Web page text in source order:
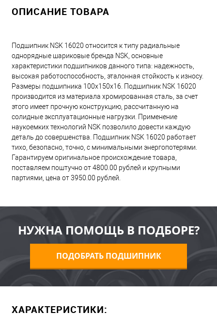
ОПИСАНИЕ ТОВАРА
Подшипник NSK 16020 относится к типу радиальные
однорядные шариковые бренда NSK, основные
характеристики подшипников данного типа: надежность,
высокая работоспособность, эталонная стойкость к износу.
Размеры подшипника 100x150x16. Подшипник NSK 16020
производится из материала хромированная сталь, за счет
этого имеет прочную конструкцию, рассчитанную на
солидные эксплуатационные нагрузки. Применение
наукоемких технологий NSK позволило довести каждую
деталь до совершенства. Подшипник NSK 16020 работает
тихо, безопасно, точно, с минимальными энергопотерями.
Гарантируем оригинальное происхождение товара,
поставляем поштучно от 4800.00 рублей и крупными
партиями, цена от 3950.00 рублей.
НУЖНА ПОМОЩЬ В ПОДБОРЕ?
ПОДОБРАТЬ ПОДШИПНИК
ХАРАКТЕРИСТИКИ: